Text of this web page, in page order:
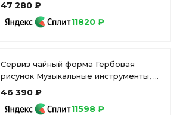
47 280 ₽
11820 ₽
Сервиз чайный форма Гербовая
рисунок Музыкальные инструменты, 6
персон 14 предметов, арт.
46 390 ₽
11598 ₽